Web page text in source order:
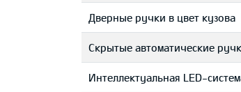
Дверные ручки в цвет кузова
Скрытые автоматические
Интеллектуальная LED-